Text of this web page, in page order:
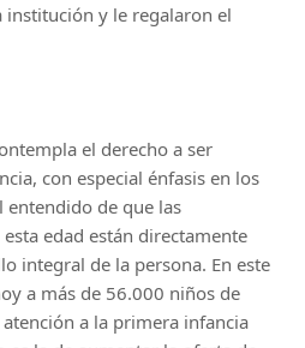
y le regalaron el
el derecho a ser
con especial énfasis en los
entendido de que las
edad están directamente
integral de la persona. En este
a más de 56.000 niños de
a la primera infancia